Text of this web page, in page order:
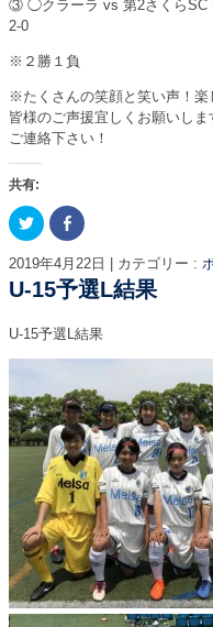
③ ◯クラーラ vs 第2さくらSC
2-0
※２勝１負
※たくさんの笑顔と笑い声！楽
皆様のご声援宜しくお願いしま
ご連絡下さい！
共有:
ク
リ
ク
し
て
T
i
t
で
共
有
(
新
し
い
ウ
ィ
ン
ド
ウ
で
開
き
ま
す
)
F
a
e
b
o
o
で
共
に
は
ク
リ
ッ
ク
し
て
く
だ
さ
い
(
新
し
い
ウ
ィ
2019年4月22日 カテゴリー :
U-15予選L結果
U-15予選L結果